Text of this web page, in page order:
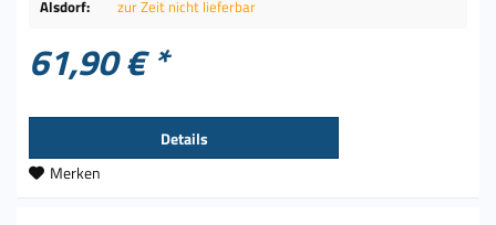
Alsdorf: zur Zeit nicht lieferbar
61,90 € *
Details
Merken